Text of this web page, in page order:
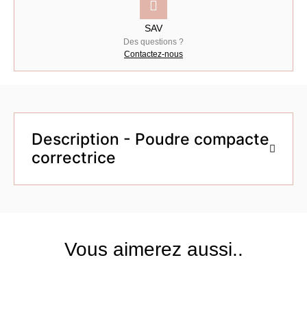
SAV
Des questions ?
Contactez-nous
Description - Poudre compacte
correctrice
Vous aimerez aussi..